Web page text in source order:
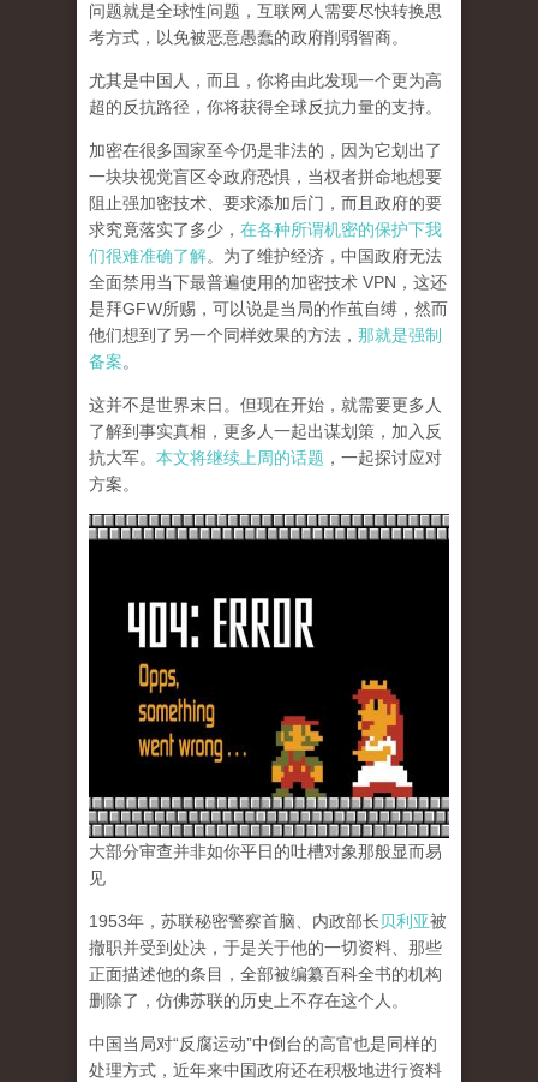
问题就是全球性问题，互联网人需要尽快转换思
考方式，以免被恶意愚蠢的政府削弱智商。
尤其是中国人，而且，你将由此发现一个更为高
超的反抗路径，你将获得全球反抗力量的支持。
加密在很多国家至今仍是非法的，因为它划出了
一块块视觉盲区令政府恐惧，当权者拼命地想要
阻止强加密技术、要求添加后门，而且政府的要
求究竟落实了多少， 在各种所谓机密的保护下我
们很难准确了解。为了维护经济，中国政府无法
全面禁用当下最普遍使用的加密技术 VPN，这还
是拜GFW所赐，可以说是当局的作茧自缚，然而
他们想到了另一个同样效果的方法， 那就是强制
备案。
这并不是世界末日。但现在开始，就需要更多人
了解到事实真相，更多人一起出谋划策，加入反
抗大军。 本文将继续上周的话题 ，一起探讨应对
方案。
大部分审查并非如你平日的吐槽对象那般显而易
见
1953年，苏联秘密警察首脑、内政部长贝利亚被
撤职并受到处决，于是关于他的一切资料、那些
正面描述他的条目，全部被编纂百科全书的机构
删除了，仿佛苏联的历史上不存在这个人。
中国当局对“反腐运动”中倒台的高官也是同样的
处理方式，近年来中国政府还在积极地进行资料